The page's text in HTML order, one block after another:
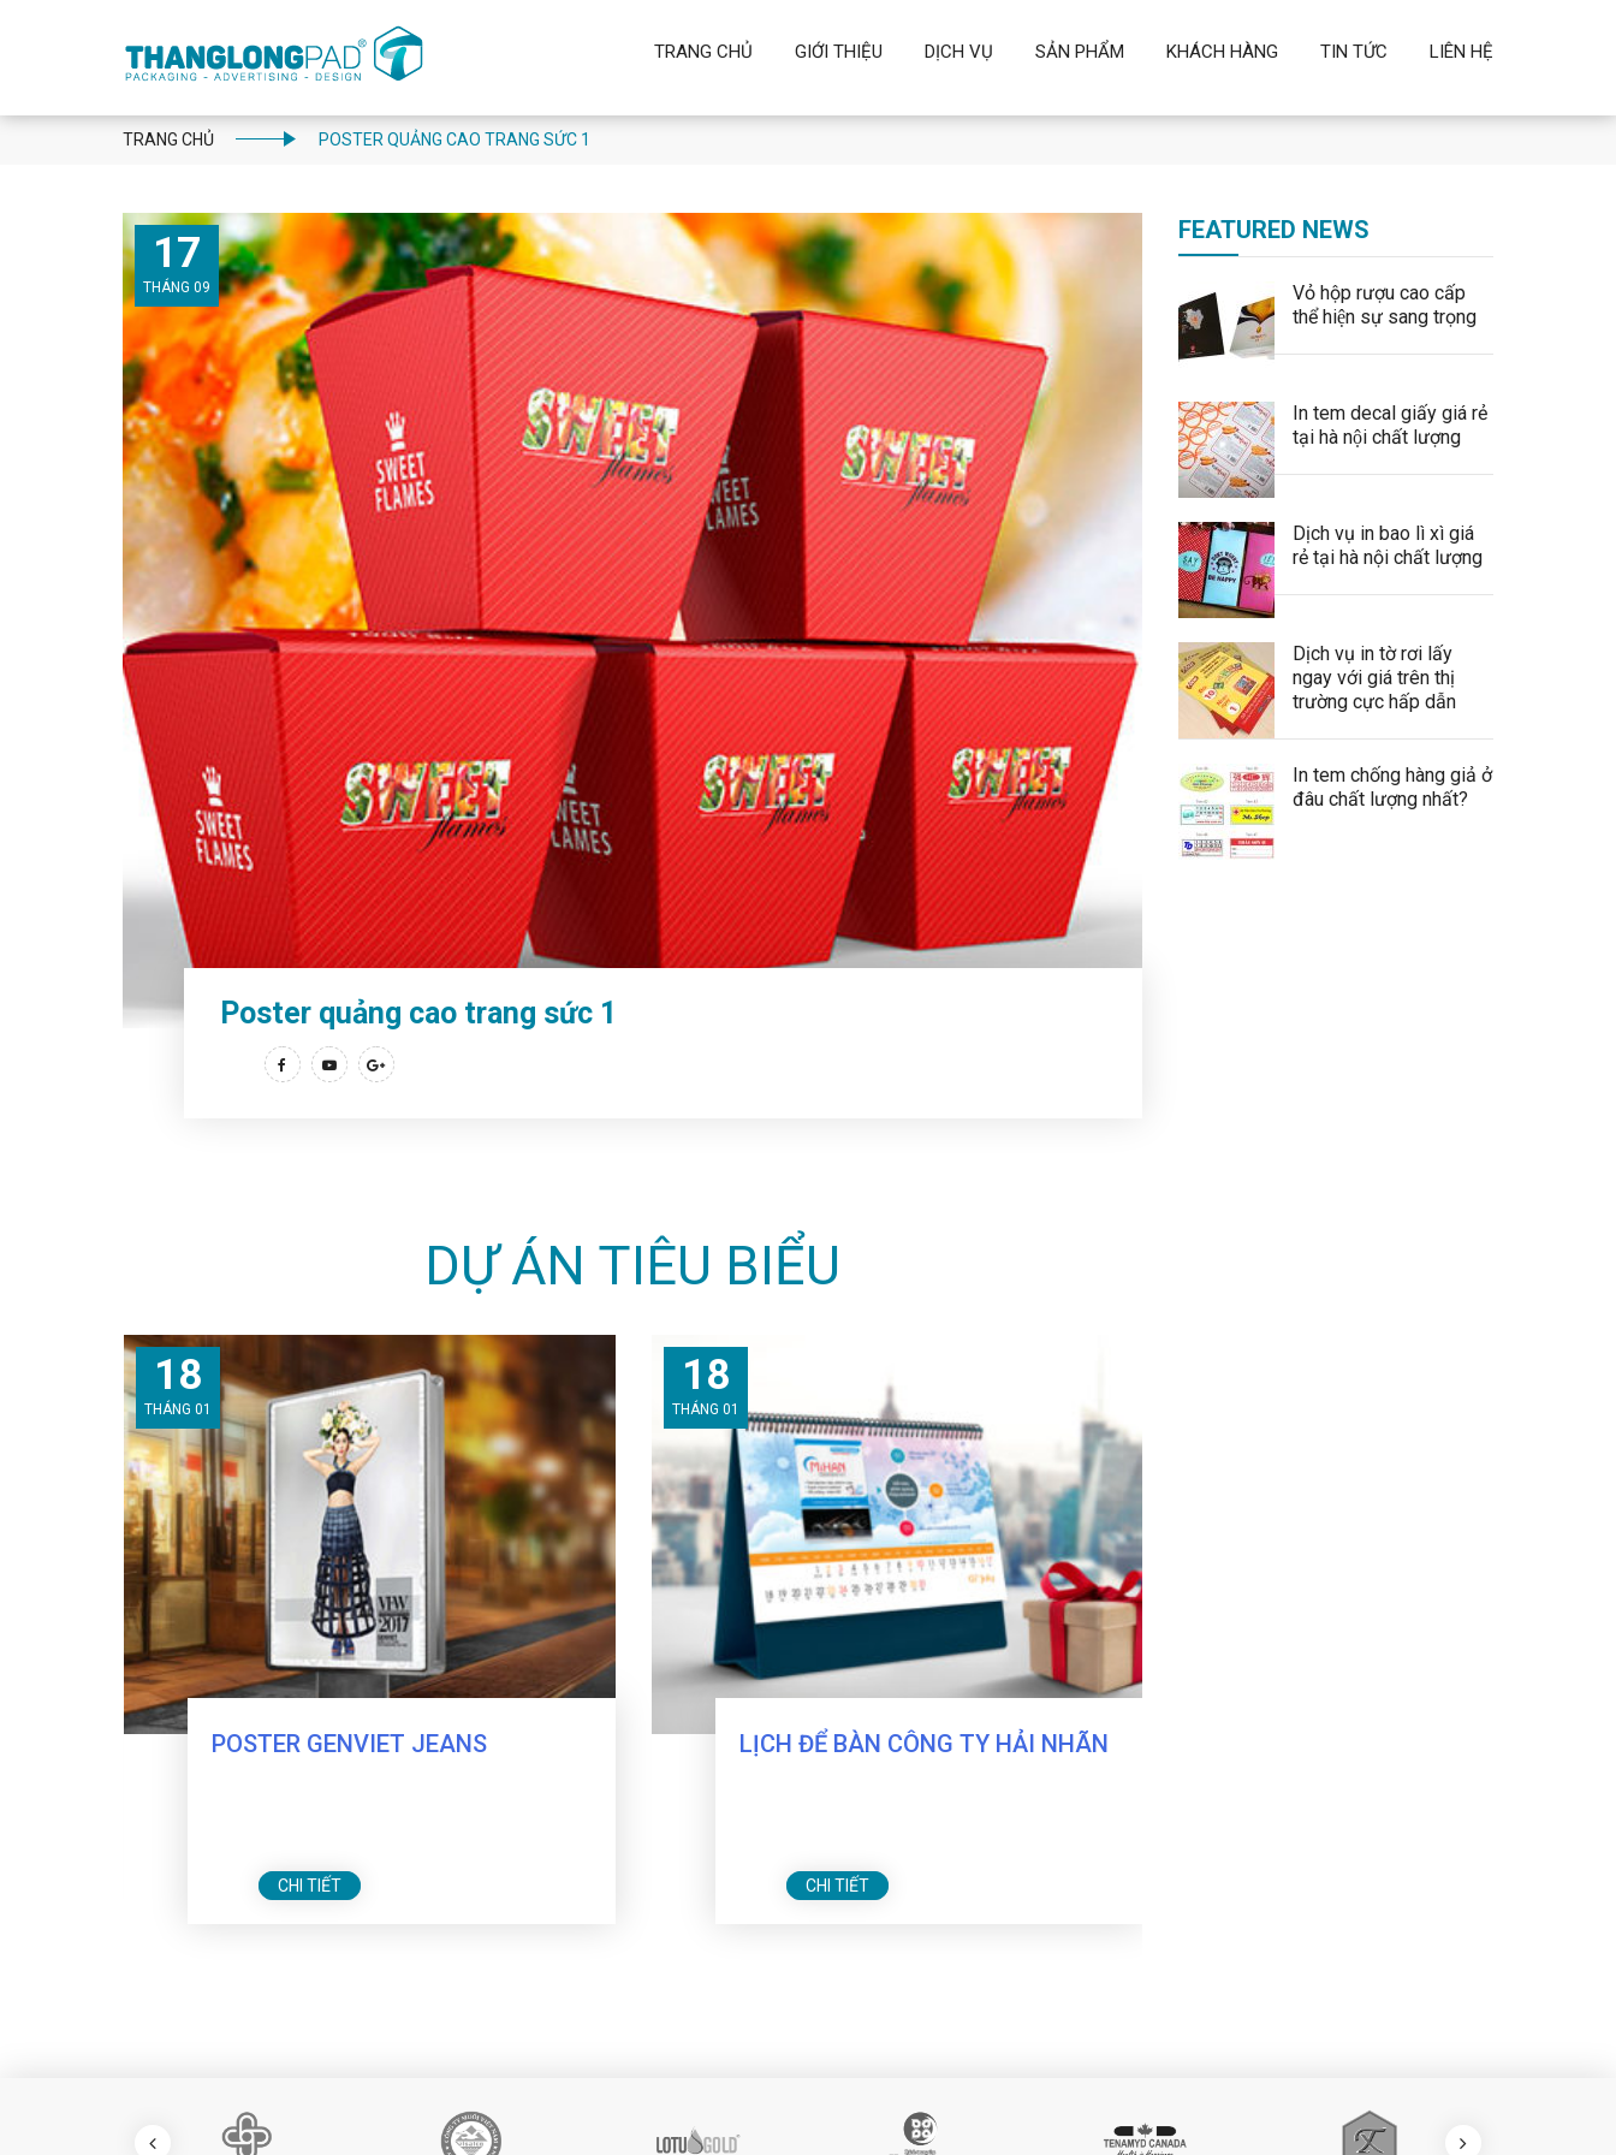
TRANG CHỦ GIỚI THIỆU DỊCH VỤ SẢN PHẨM KHÁCH HÀNG TIN TỨC LIÊN HỆ
TRANG CHỦ POSTER QUẢNG CAO TRANG SỨC 1
17
THÁNG 09
Poster quảng cao trang sức 1
DỰ ÁN TIÊU BIỂU
18
THÁNG 01
POSTER GENVIET JEANS
CHI TIẾT
18
THÁNG 01
LỊCH ĐỂ BÀN CÔNG TY HẢI NHÃN
CHI TIẾT
FEATURED NEWS
Vỏ hộp rượu cao cấp
thể hiện sự sang trọng
In tem decal giấy giá rẻ
tại hà nội chất lượng
Dịch vụ in bao lì xì giá
rẻ tại hà nội chất lượng
Dịch vụ in tờ rơi lấy
ngay với giá trên thị
trường cực hấp dẫn
In tem chống hàng giả ở
đâu chất lượng nhất?